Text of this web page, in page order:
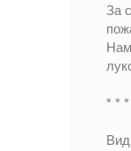
За
* *